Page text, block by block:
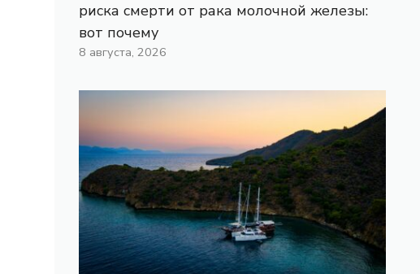
риска смерти от рака молочной железы:
вот почему
8 августа, 2026